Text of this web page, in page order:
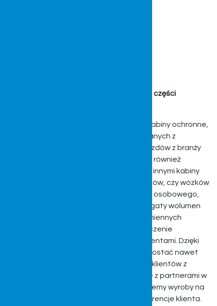
Kabiny do innych maszyn i pojazdów oraz części
Dla naszych klientów tworzymy również kabiny ochronne,
które używane są w pojazdach niezwiązanych z
rolnictwem. Często jest to segment pojazdów z branży
budowlanej, komunalnej, ogrodniczej, jak również
turystycznej. W ofercie znajdą się między innymi kabiny
do żurawi wieżowych, minikoparek, dźwigów, czy wózków
typu golfowe (elektrycznych), transportu osobowego,
czy bagażu. Dzięki temu iż posiadamy bogaty wolumen
kabin pasujących do pojazdów wielu odmiennych
segmentów użytkowych mamy doświadczenie
współpracy z wieloma zróżnicowanymi klientami. Dzięki
zdobytemu doświadczeniu potrafimy sprostać nawet
najwyższym oczekiwaniom i standardom klientów z
całego świata. Współpracujemy obecnie z partnerami w
relacjach B2C, B2B, gdzie również realizujemy wyroby na
wyłączność pod określony projekt i preferencje klienta.